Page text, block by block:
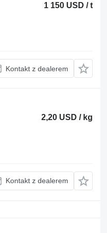
1 150 USD / t
Kontakt z dealerem
2,20 USD / kg
Kontakt z dealerem